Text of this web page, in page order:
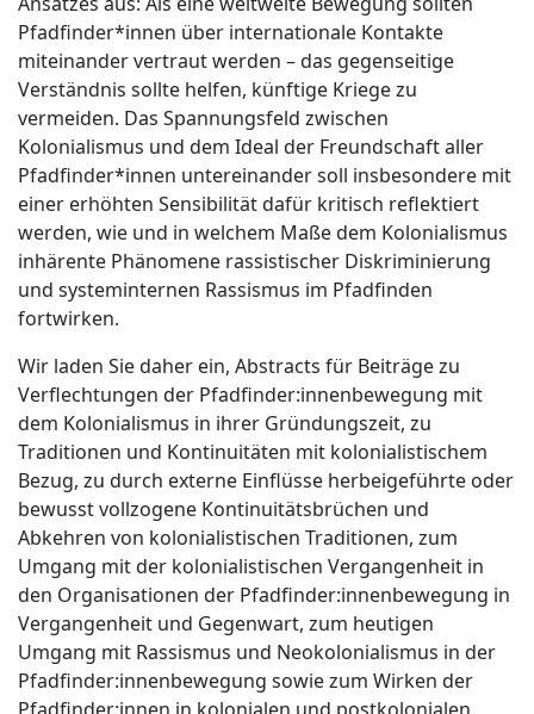
Pfadfinder*innen über internationale Kontakte
miteinander vertraut werden – das gegenseitige
Verständnis sollte helfen, künftige Kriege zu
vermeiden. Das Spannungsfeld zwischen
Kolonialismus und dem Ideal der Freundschaft aller
Pfadfinder*innen untereinander soll insbesondere mit
einer erhöhten Sensibilität dafür kritisch reflektiert
werden, wie und in welchem Maße dem Kolonialismus
inhärente Phänomene rassistischer Diskriminierung
und systeminternen Rassismus im Pfadfinden
fortwirken.
Wir laden Sie daher ein, Abstracts für Beiträge zu
Verflechtungen der Pfadfinder:innenbewegung mit
dem Kolonialismus in ihrer Gründungszeit, zu
Traditionen und Kontinuitäten mit kolonialistischem
Bezug, zu durch externe Einflüsse herbeigeführte oder
bewusst vollzogene Kontinuitätsbrüchen und
Abkehren von kolonialistischen Traditionen, zum
Umgang mit der kolonialistischen Vergangenheit in
den Organisationen der Pfadfinder:innenbewegung in
Vergangenheit und Gegenwart, zum heutigen
Umgang mit Rassismus und Neokolonialismus in der
Pfadfinder:innenbewegung sowie zum Wirken der